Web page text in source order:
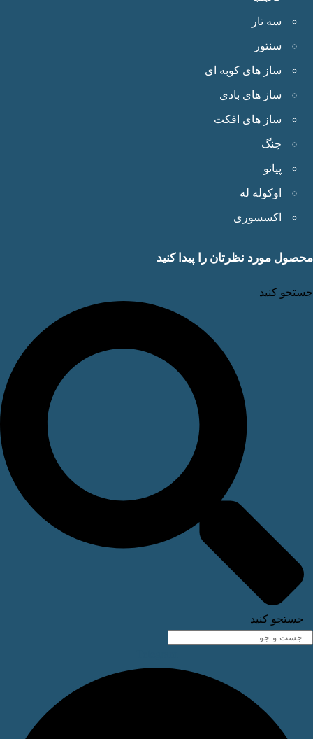
سه تار
سنتور
ساز های کوبه ای
ساز های بادی
ساز های افکت
چنگ
پیانو
اوکوله له
اکسسوری
مورد نظرتان را پیدا کنید
کنید
کنید